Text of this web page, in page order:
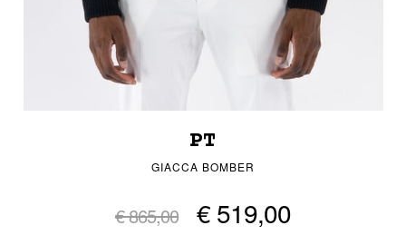
PT
GIACCA BOMBER
€ 865,00 € 519,00